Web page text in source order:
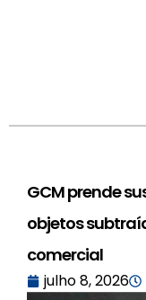
GCM prende
objetos
comercial
julho 8, 2026